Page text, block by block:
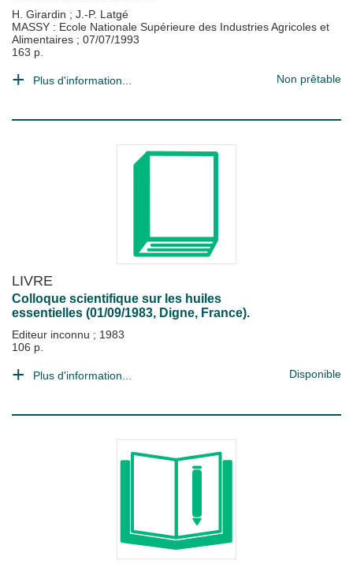
H. Girardin ; J.-P. Latgé
MASSY : Ecole Nationale Supérieure des Industries Agricoles et
Alimentaires ; 07/07/1993
163 p.
Plus d'information... Non prêtable
LIVRE
Colloque scientifique sur les huiles
essentielles (01/09/1983, Digne, France).
Editeur inconnu ; 1983
106 p.
Plus d'information... Disponible